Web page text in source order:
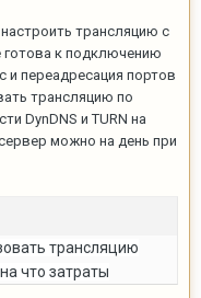
трансляцию с
готова к подключению
и переадресация портов
трансляцию по
DynDNS и TURN на
можно на день при
трансляцию
что затраты